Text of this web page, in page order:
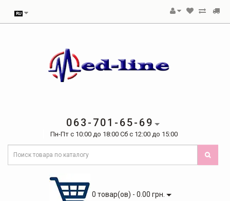
063-701-65-69
Пн-Пт с 10:00 до 18:00 Сб с 12:00 до 15:00
0 товар(ов) - 0.00 грн.